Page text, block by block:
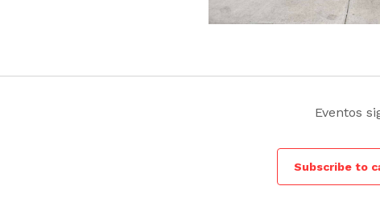
Eventos
Subscribe to